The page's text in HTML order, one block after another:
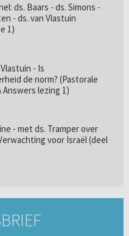
ds. Baars - ds. Simons -
- ds. van Vlastuin
1)
- Is
de norm? (Pastorale
lezing 1)
- met ds. Tramper over
voor Israël (deel